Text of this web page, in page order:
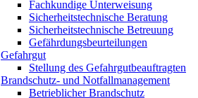
Fachkundige Unterweisung
Sicherheitstechnische Beratung
Sicherheitstechnische Betreuung
Gefährdungsbeurteilungen
Gefahrgut
Stellung des Gefahrgutbeauftragten
Brandschutz- und Notfallmanagement
Betrieblicher Brandschutz